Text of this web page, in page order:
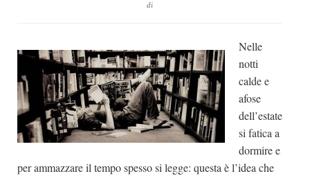
Archivio
Autori
Generi
Case editrici
Partnership
di
Nelle
notti
calde e
afose
dell’estate
si fatica a
dormire e
per ammazzare il tempo spesso si legge: questa è l’idea che